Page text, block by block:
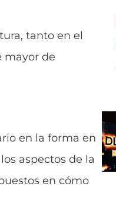
tanto en el
mayor de
en la forma en
aspectos de la
en cómo